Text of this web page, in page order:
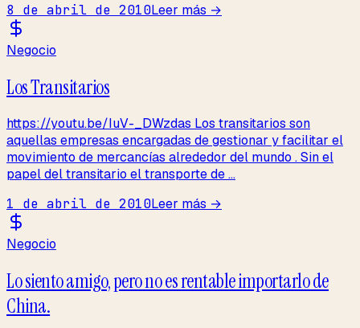
8 de abril de 2010Leer más →
Negocio
Los Transitarios
https://youtu.be/IuV-_DWzdas Los transitarios son
aquellas empresas encargadas de gestionar y facilitar el
movimiento de mercancías alrededor del mundo . Sin el
papel del transitario el transporte de ...
1 de abril de 2010Leer más →
Negocio
Lo siento amigo, pero no es rentable importarlo de
China.